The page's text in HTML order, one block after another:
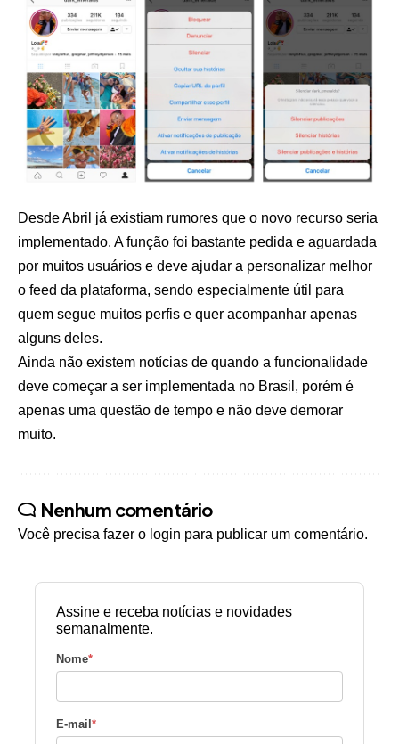
Desde Abril já existiam rumores que o novo recurso seria
implementado. A função foi bastante pedida e aguardada
por muitos usuários e deve ajudar a personalizar melhor
o feed da plataforma, sendo especialmente útil para
quem segue muitos perfis e quer acompanhar apenas
alguns deles.
Ainda não existem notícias de quando a funcionalidade
deve começar a ser implementada no Brasil, porém é
apenas uma questão de tempo e não deve demorar
muito.
Nenhum comentário
Você precisa fazer o login para publicar um comentário.
Assine e receba notícias e novidades
semanalmente.
Nome*
E-mail*